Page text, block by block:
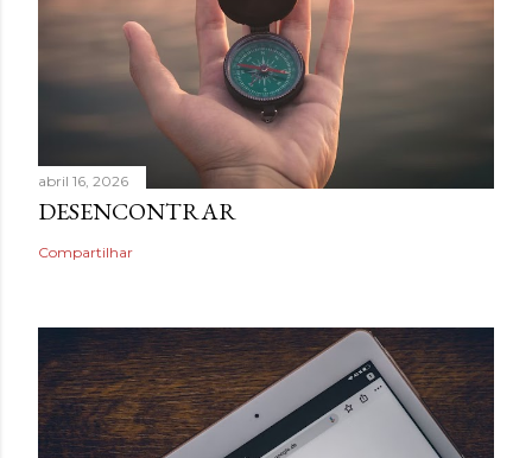
abril 16, 2026
DESENCONTRAR
Compartilhar